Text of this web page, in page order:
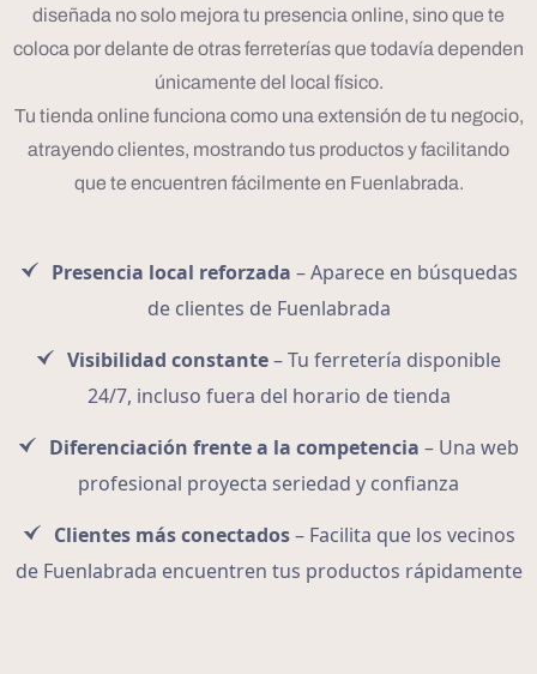
diseñada no solo mejora tu presencia online, sino que te
coloca por delante de otras ferreterías que todavía dependen
únicamente del local físico.
Tu tienda online funciona como una extensión de tu negocio,
atrayendo clientes, mostrando tus productos y facilitando
que te encuentren fácilmente en Fuenlabrada.
Presencia local reforzada – Aparece en búsquedas
de clientes de Fuenlabrada
Visibilidad constante– Tu ferretería disponible
24/7, incluso fuera del horario de tienda
Diferenciación frente a la competencia – Una web
profesional proyecta seriedad y confianza
Clientes más conectados– Facilita que los vecinos
de Fuenlabrada encuentren tus productos rápidamente